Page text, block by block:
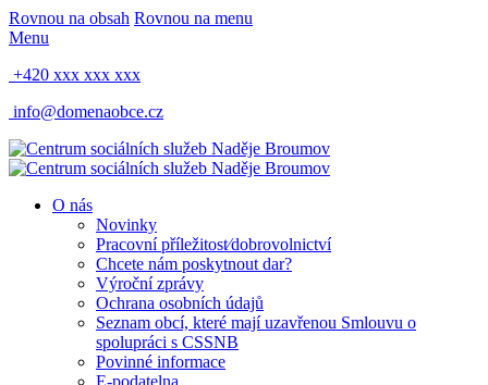
Rovnou na obsah Rovnou na menu
Menu
+420 xxx xxx xxx
info@domenaobce.cz
O nás
Novinky
Pracovní příležitost⁄dobrovolnictví
Chcete nám poskytnout dar?
Výroční zprávy
Ochrana osobních údajů
Seznam obcí, které mají uzavřenou Smlouvu o
spolupráci s CSSNB
Povinné informace
E-podatelna